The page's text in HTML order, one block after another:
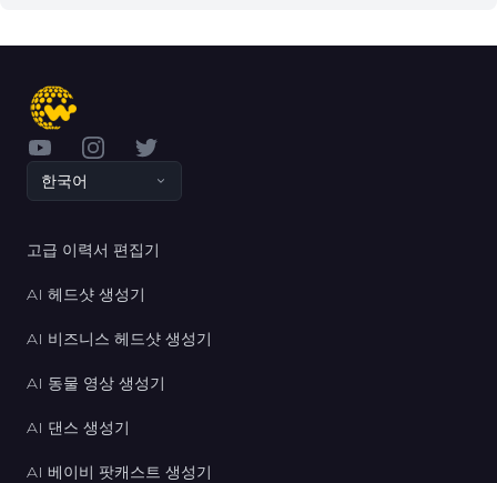
YouTubeInstagram
Twitter
한국어
고급 이력서 편집기
AI 헤드샷 생성기
AI 비즈니스 헤드샷 생성기
AI 동물 영상 생성기
AI 댄스 생성기
AI 베이비 팟캐스트 생성기